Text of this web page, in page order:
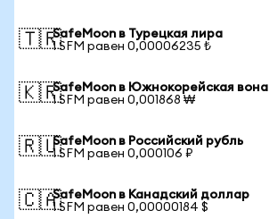
🇹🇷SafeMoon в Турецкая лира
1 SFM равен 0,00006235 ₺
🇰🇷SafeMoon в Южнокорейская вона
1 SFM равен 0,001868 ₩
🇷🇺SafeMoon в Российский рубль
1 SFM равен 0,000106 ₽
🇨🇦SafeMoon в Канадский доллар
1 SFM равен 0,00000184 $